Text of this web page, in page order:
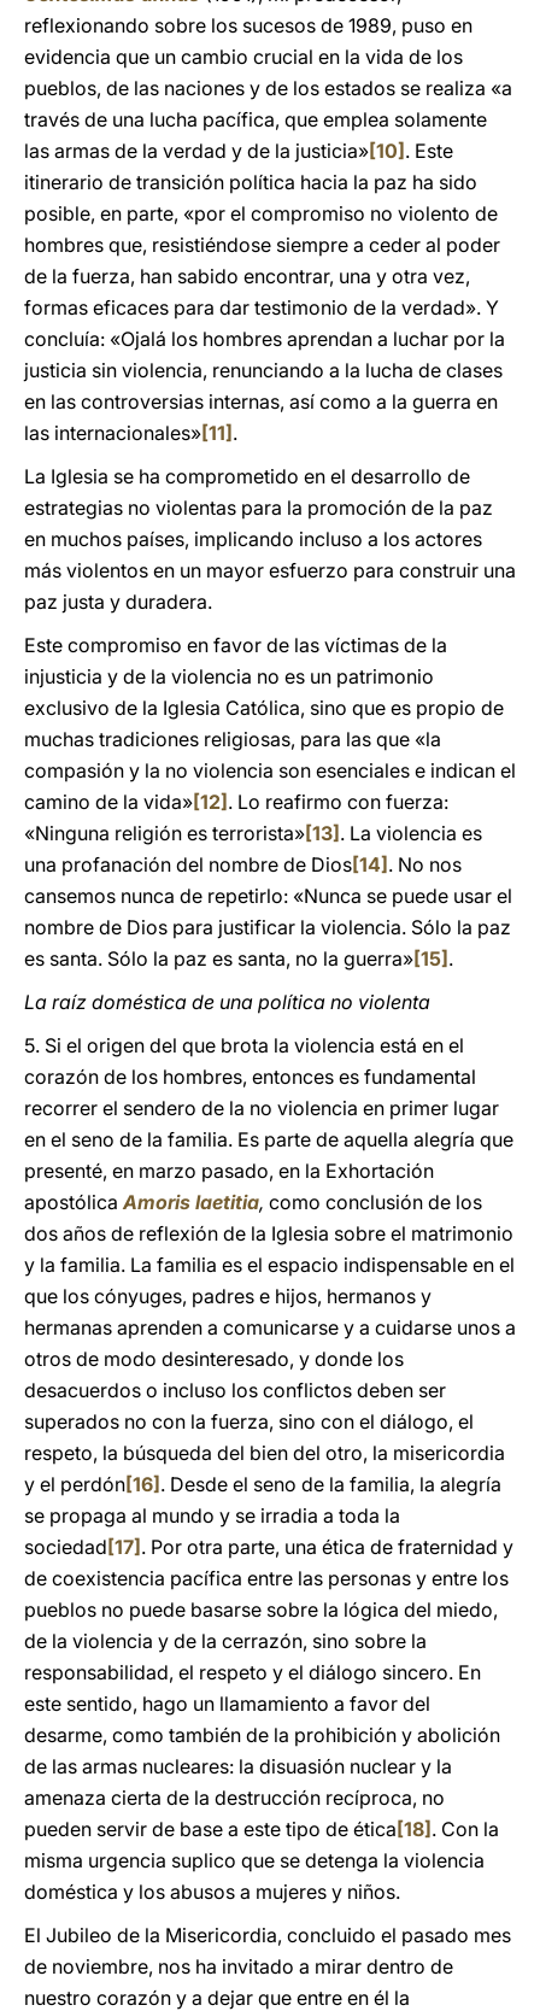
reflexionando sobre los sucesos de 1989, puso en
evidencia que un cambio crucial en la vida de los
pueblos, de las naciones y de los estados se realiza «a
través de una lucha pacífica, que emplea solamente
las armas de la verdad y de la justicia»[10] . Este
itinerario de transición política hacia la paz ha sido
posible, en parte, «por el compromiso no violento de
hombres que, resistiéndose siempre a ceder al poder
de la fuerza, han sabido encontrar, una y otra vez,
formas eficaces para dar testimonio de la verdad». Y
concluía: «Ojalá los hombres aprendan a luchar por la
justicia sin violencia, renunciando a la lucha de clases
en las controversias internas, así como a la guerra en
las internacionales»[11] .
La Iglesia se ha comprometido en el desarrollo de
estrategias no violentas para la promoción de la paz
en muchos países, implicando incluso a los actores
más violentos en un mayor esfuerzo para construir una
paz justa y duradera.
Este compromiso en favor de las víctimas de la
injusticia y de la violencia no es un patrimonio
exclusivo de la Iglesia Católica, sino que es propio de
muchas tradiciones religiosas, para las que «la
compasión y la no violencia son esenciales e indican el
camino de la vida»[12] . Lo reafirmo con fuerza:
«Ninguna religión es terrorista»[13] . La violencia es
una profanación del nombre de Dios[14] . No nos
cansemos nunca de repetirlo: «Nunca se puede usar el
nombre de Dios para justificar la violencia. Sólo la paz
es santa. Sólo la paz es santa, no la guerra»[15] .
La raíz doméstica de una política no violenta
5. Si el origen del que brota la violencia está en el
corazón de los hombres, entonces es fundamental
recorrer el sendero de la no violencia en primer lugar
en el seno de la familia. Es parte de aquella alegría que
presenté, en marzo pasado, en la Exhortación
apostólicaAmoris laetitia, como conclusión de los
dos años de reflexión de la Iglesia sobre el matrimonio
y la familia. La familia es el espacio indispensable en el
que los cónyuges, padres e hijos, hermanos y
hermanas aprenden a comunicarse y a cuidarse unos a
otros de modo desinteresado, y donde los
desacuerdos o incluso los conflictos deben ser
superados no con la fuerza, sino con el diálogo, el
respeto, la búsqueda del bien del otro, la misericordia
y el perdón[16] . Desde el seno de la familia, la alegría
se propaga al mundo y se irradia a toda la
sociedad [17] . Por otra parte, una ética de fraternidad y
de coexistencia pacífica entre las personas y entre los
pueblos no puede basarse sobre la lógica del miedo,
de la violencia y de la cerrazón, sino sobre la
responsabilidad, el respeto y el diálogo sincero. En
este sentido, hago un llamamiento a favor del
desarme, como también de la prohibición y abolición
de las armas nucleares: la disuasión nuclear y la
amenaza cierta de la destrucción recíproca, no
pueden servir de base a este tipo de ética [18] . Con la
misma urgencia suplico que se detenga la violencia
doméstica y los abusos a mujeres y niños.
El Jubileo de la Misericordia, concluido el pasado mes
de noviembre, nos ha invitado a mirar dentro de
nuestro corazón y a dejar que entre en él la